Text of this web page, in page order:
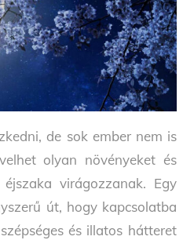
de sok ember nem is
olyan növényeket és
virágozzanak. Egy
út, hogy kapcsolatba
és illatos hátteret